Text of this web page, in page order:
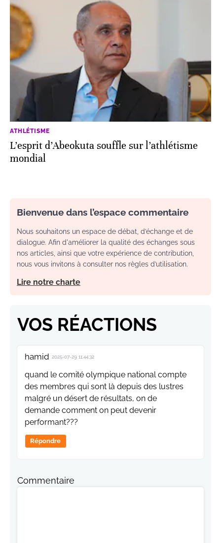
ATHLÉTISME
L’esprit d’Abeokuta souffle sur l’athlétisme
mondial
Bienvenue dans l’espace commentaire
Nous souhaitons un espace de débat, d’échange et de
dialogue. Afin d'améliorer la qualité des échanges sous
nos articles, ainsi que votre expérience de contribution,
nous vous invitons à consulter nos règles d’utilisation.
Lire notre charte
VOS RÉACTIONS
hamid 2025-07-29 11:44:32
quand le comité olympique national compte
des membres qui sont là depuis des lustres
malgré un désert de résultats, on de
demande comment on peut devenir
performant???
Répondre
Commentaire